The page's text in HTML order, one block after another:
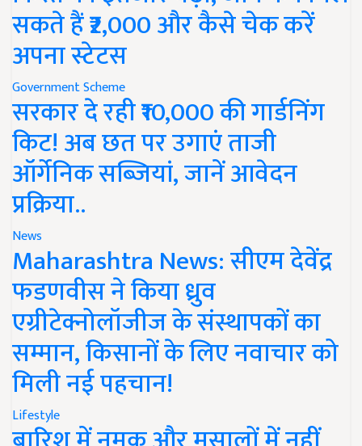
सकते हैं ₹2,000 और कैसे चेक करें
अपना स्टेटस
Government Scheme
सरकार दे रही ₹10,000 की गार्डनिंग
किट! अब छत पर उगाएं ताजी
ऑर्गेनिक सब्जियां, जानें आवेदन
प्रक्रिया..
News
Maharashtra News: सीएम देवेंद्र
फडणवीस ने किया ध्रुव
एग्रीटेक्नोलॉजीज के संस्थापकों का
सम्मान, किसानों के लिए नवाचार को
मिली नई पहचान!
Lifestyle